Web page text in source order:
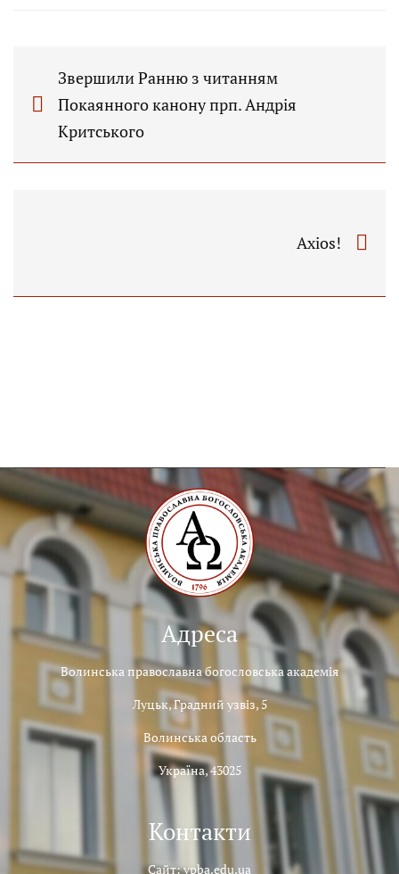
Звершили Ранню з читанням
Покаянного канону прп. Андрія
Критського
Axios!
Адреса
Волинська православна богословська академія
Луцьк, Градний узвіз, 5
Волинська область
Україна, 43025
Контакти
Сайт: vpba.edu.ua